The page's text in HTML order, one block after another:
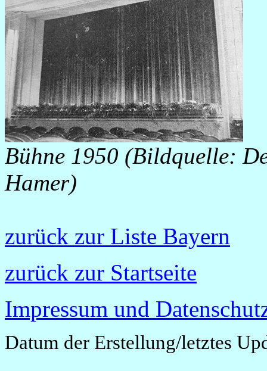
Bühne 1950 (Bildquelle:
Hamer)
zurück zur Liste Bayern
zurück zur Startseite
Impressum und
Datum der Erstellung/letztes